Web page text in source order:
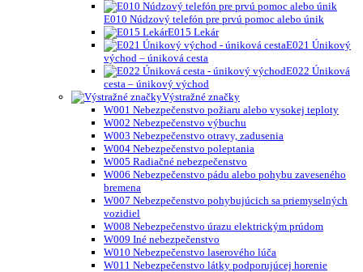
E010 Núdzový telefón pre prvú pomoc alebo únik
E015 Lekár
E021 Únikový
východ – úniková cesta
E022 Úniková
cesta – únikový východ
Výstražné značky
W001 Nebezpečenstvo požiaru alebo vysokej teploty
W002 Nebezpečenstvo výbuchu
W003 Nebezpečenstvo otravy, zadusenia
W004 Nebezpečenstvo poleptania
W005 Radiačné nebezpečenstvo
W006 Nebezpečenstvo pádu alebo pohybu zaveseného
bremena
W007 Nebezpečenstvo pohybujúcich sa priemyselných
vozidiel
W008 Nebezpečenstvo úrazu elektrickým prúdom
W009 Iné nebezpečenstvo
W010 Nebezpečenstvo laserového lúča
W011 Nebezpečenstvo látky podporujúcej horenie